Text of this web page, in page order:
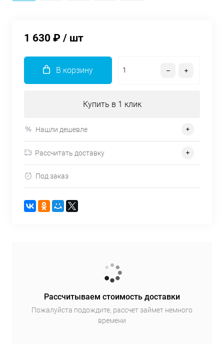
1 630 ₽ / шт
В корзину
Купить в 1 клик
Нашли дешевле
Рассчитать доставку
Под заказ
Рассчитываем стоимость доставки
Пожалуйста подождите, рассчет займет немного
времени